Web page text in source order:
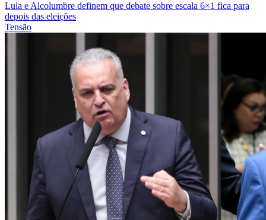
Lula e Alcolumbre definem que debate sobre escala 6×1 fica para
depois das eleições
Tensão